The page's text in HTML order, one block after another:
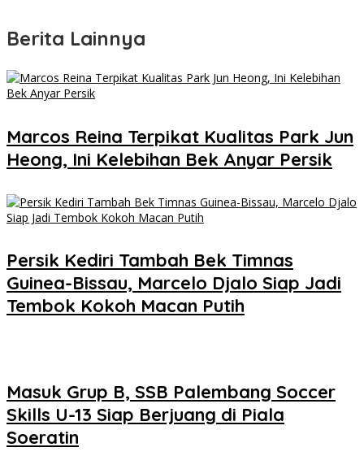
Berita Lainnya
Marcos Reina Terpikat Kualitas Park Jun
Heong, Ini Kelebihan Bek Anyar Persik
Persik Kediri Tambah Bek Timnas
Guinea-Bissau, Marcelo Djalo Siap Jadi
Tembok Kokoh Macan Putih
Masuk Grup B, SSB Palembang Soccer
Skills U-13 Siap Berjuang di Piala
Soeratin